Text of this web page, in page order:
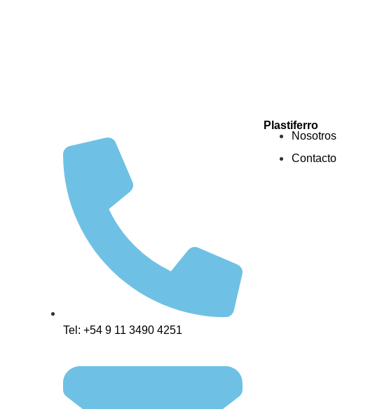
Tel: +54 9 11 3490 4251
Plastiferro
Nosotros
Contacto